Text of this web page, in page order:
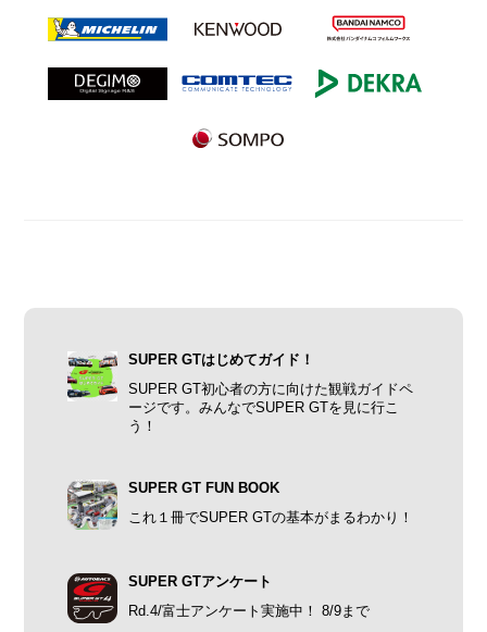
SUPER GTはじめてガイド！
SUPER GT初心者の方に向けた観戦ガイドペ
ージです。みんなでSUPER GTを見に行こ
う！
SUPER GT FUN BOOK
これ１冊でSUPER GTの基本がまるわかり！
SUPER GTアンケート
Rd.4/富士アンケート実施中！ 8/9まで